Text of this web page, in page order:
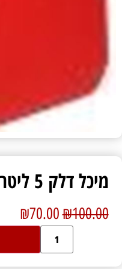
מיכל דלק 5 ליטר
₪100.00
₪70.00